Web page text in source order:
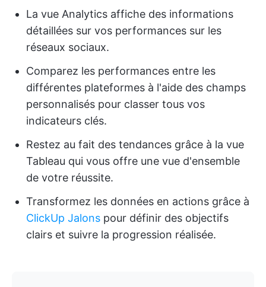
La vue Analytics affiche des informations
détaillées sur vos performances sur les
réseaux sociaux.
Comparez les performances entre les
différentes plateformes à l'aide des champs
personnalisés pour classer tous vos
indicateurs clés.
Restez au fait des tendances grâce à la vue
Tableau qui vous offre une vue d'ensemble
de votre réussite.
Transformez les données en actions grâce à
ClickUp Jalons pour définir des objectifs
clairs et suivre la progression réalisée.